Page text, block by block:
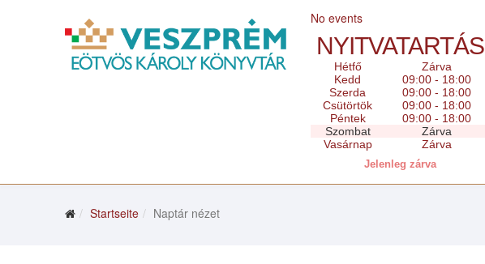
No events
NYITVATARTÁS
Hétfő
Zárva
Kedd
09:00 - 18:00
Szerda
09:00 - 18:00
Csütörtök
09:00 - 18:00
Péntek
09:00 - 18:00
Szombat
Zárva
Vasárnap
Zárva
Jelenleg zárva
Startseite Naptár nézet